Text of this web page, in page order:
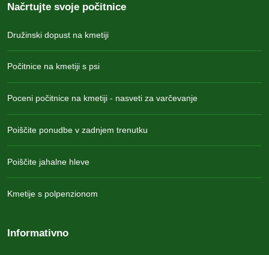
Načrtujte svoje počitnice
Družinski dopust na kmetiji
Počitnice na kmetiji s psi
Poceni počitnice na kmetiji - nasveti za varčevanje
Poiščite ponudbe v zadnjem trenutku
Poiščite jahalne hleve
Kmetije s polpenzionom
Informativno